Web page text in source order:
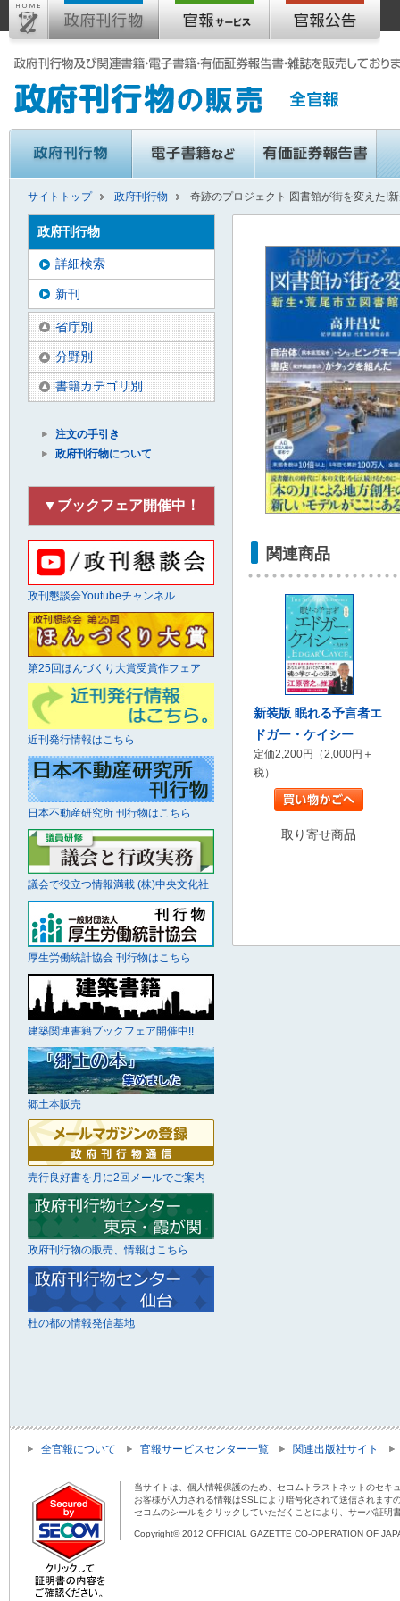
サイトトップ 政府刊行物 奇跡のプロジェクト 図書館が街を変えた!
関連商品
新装版 眠れる予言者エ
ドガー・ケイシー
定価2,200円（2,000円＋
税）
取り寄せ商品
政府刊行物
詳細検索
新刊
省庁別
分野別
書籍カテゴリ別
注文の手引き
政府刊行物について
▼ブックフェア開催中！
政刊懇談会Youtubeチャンネル
第25回ほんづくり大賞受賞作フェア
近刊発行情報はこちら
日本不動産研究所 刊行物はこちら
議会で役立つ情報満載 (株)中央文化社
厚生労働統計協会 刊行物はこちら
建築関連書籍ブックフェア開催中!!
郷土本販売
売行良好書を月に2回メールでご案内
政府刊行物の販売、情報はこちら
杜の都の情報発信基地
全官報について 官報サービスセンター一覧 関連出版社サイト
当サイトは、個人情報保護のため、セコムトラストネットのセキ
お客様が入力される情報はSSLにより暗号化されて送信されま
セコムのシールをクリックしていただくことにより、サーバ証明
Copyright© 2012 OFFICIAL GAZETTE CO-OPERATION OF